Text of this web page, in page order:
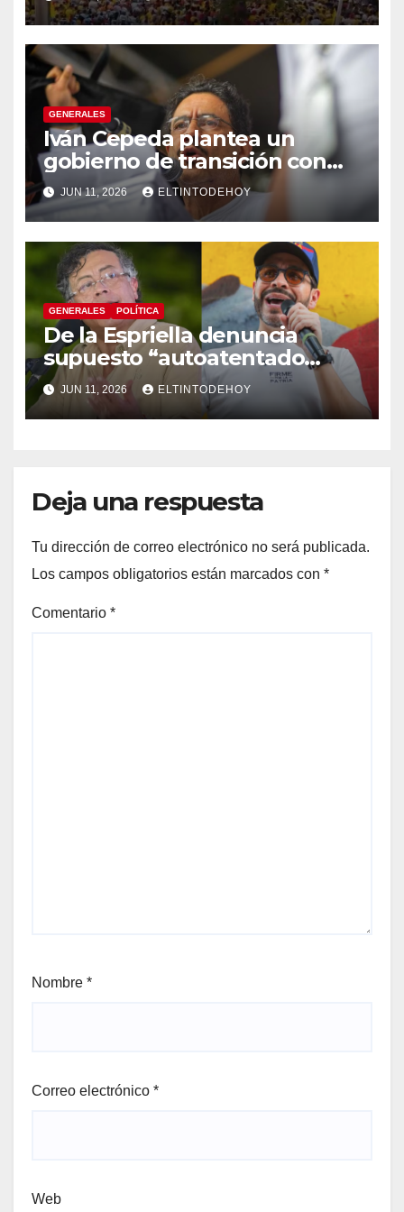
GENERALES
Iván Cepeda plantea un
gobierno de transición con
énfasis en el empalme
institucional y una eventual
constituyente
JUN 11, 2026 ELTINTODEHOY
GENERALES POLÍTICA
De la Espriella denuncia
supuesto “autoatentado
legislativo” tras decisión de
suspender provisionalmente
a Petro
JUN 11, 2026 ELTINTODEHOY
Deja una respuesta
Tu dirección de correo electrónico no será publicada.
Los campos obligatorios están marcados con *
Comentario *
Nombre *
Correo electrónico *
Web